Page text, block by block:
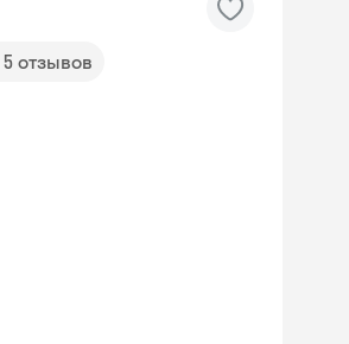
5 отзывов